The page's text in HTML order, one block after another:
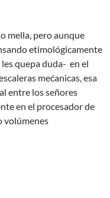
mella, pero aunque
etimológicamente
quepa duda- en el
mećanicas, esa
entre los señores
en el procesador de
volúmenes